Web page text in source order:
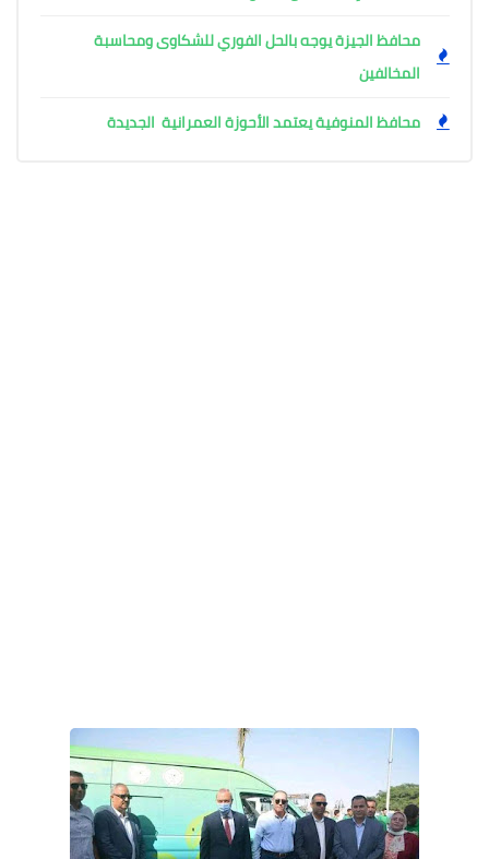
محافظ الجيزة يوجه بالحل الفوري للشكاوى ومحاسبة
المخالفين
محافظ المنوفية يعتمد الأحوزة العمرانية الجديدة